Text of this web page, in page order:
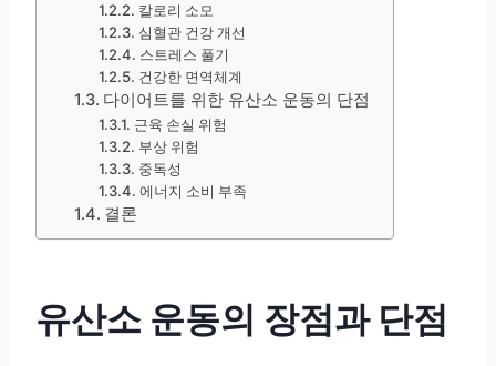
칼로리 소모
심혈관 건강 개선
스트레스 풀기
건강한 면역체계
다이어트를 위한 유산소 운동의 단점
근육 손실 위험
부상 위험
중독성
에너지 소비 부족
결론
유산소 운동의 장점과 단점